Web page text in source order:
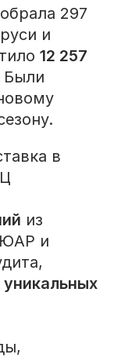
297
и
12 257
Были
в
из
ЮАР и
уникальных